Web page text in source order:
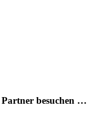
Partner besuchen …